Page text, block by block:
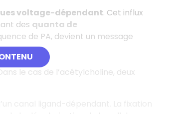
voltage-dépendant. Cet influx
des quanta de
de PA, devient un message
le cas de l’acétylcholine, deux